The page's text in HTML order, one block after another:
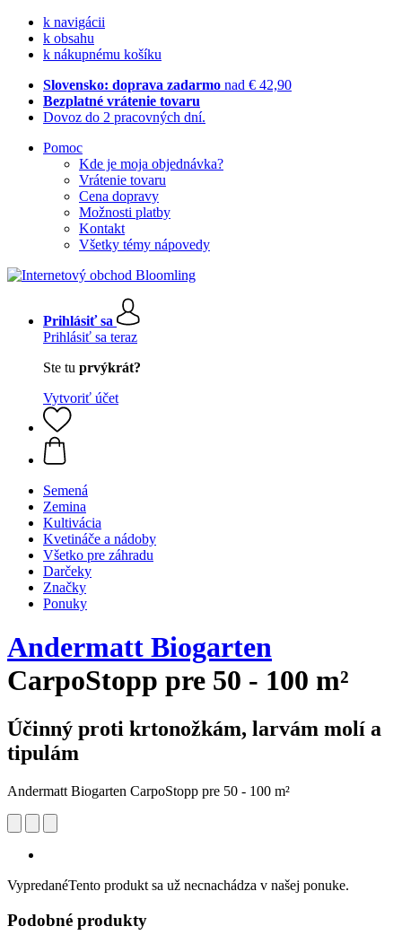
k navigácii
k obsahu
k nákupnému košíku
Slovensko: doprava zadarmo nad € 42,90
Bezplatné vrátenie tovaru
Dovoz do 2 pracovných dní.
Pomoc
Kde je moja objednávka?
Vrátenie tovaru
Cena dopravy
Možnosti platby
Kontakt
Všetky témy nápovedy
Prihlásiť sa
Prihlásiť sa teraz
Ste tu prvýkrát?
Vytvoriť účet
Semená
Zemina
Kultivácia
Kvetináče a nádoby
Všetko pre záhradu
Darčeky
Značky
Ponuky
Andermatt Biogarten
CarpoStopp pre 50 - 100 m²
Účinný proti krtonožkám, larvám molí a
tipulám
Andermatt Biogarten CarpoStopp pre 50 - 100 m²
VypredanéTento produkt sa už necnachádza v našej ponuke.
Podobné produkty